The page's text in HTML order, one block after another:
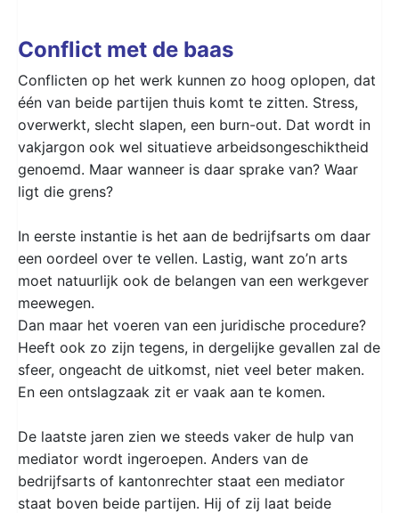
Conflict met de baas
Conflicten op het werk kunnen zo hoog oplopen, dat
één van beide partijen thuis komt te zitten. Stress,
overwerkt, slecht slapen, een burn-out. Dat wordt in
vakjargon ook wel situatieve arbeidsongeschiktheid
genoemd. Maar wanneer is daar sprake van? Waar
ligt die grens?
In eerste instantie is het aan de bedrijfsarts om daar
een oordeel over te vellen. Lastig, want zo’n arts
moet natuurlijk ook de belangen van een werkgever
meewegen.
Dan maar het voeren van een juridische procedure?
Heeft ook zo zijn tegens, in dergelijke gevallen zal de
sfeer, ongeacht de uitkomst, niet veel beter maken.
En een ontslagzaak zit er vaak aan te komen.
De laatste jaren zien we steeds vaker de hulp van
mediator wordt ingeroepen. Anders van de
bedrijfsarts of kantonrechter staat een mediator
staat boven beide partijen. Hij of zij laat beide